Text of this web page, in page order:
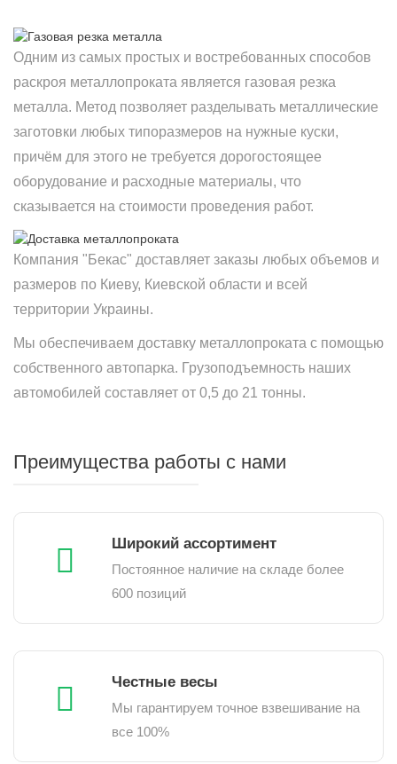
Одним из самых простых и востребованных способов
раскроя металлопроката является газовая резка
металла. Метод позволяет разделывать металлические
заготовки любых типоразмеров на нужные куски,
причём для этого не требуется дорогостоящее
оборудование и расходные материалы, что
сказывается на стоимости проведения работ.
Компания "Бекас" доставляет заказы любых объемов и
размеров по Киеву, Киевской области и всей
территории Украины.
Мы обеспечиваем доставку металлопроката с помощью
собственного автопарка. Грузоподъемность наших
автомобилей составляет от 0,5 до 21 тонны.
Преимущества работы с нами
Широкий ассортимент
Постоянное наличие на складе более
600 позиций
Честные весы
Мы гарантируем точное взвешивание на
все 100%